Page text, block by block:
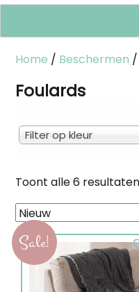
Home / Beschermen /
Foulards
Filter op kleur
Toont alle 6 resultaten
Sale!
Dit
product